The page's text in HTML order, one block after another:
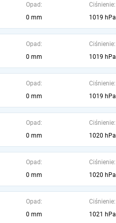
Opad:
0 mm
Ciśnienie:
1019 hPa
Opad:
0 mm
Ciśnienie:
1019 hPa
Opad:
0 mm
Ciśnienie:
1019 hPa
Opad:
0 mm
Ciśnienie:
1020 hPa
Opad:
0 mm
Ciśnienie:
1020 hPa
Opad:
0 mm
Ciśnienie:
1021 hPa